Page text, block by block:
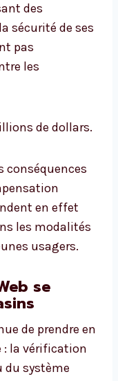
des
sécurité de ses
pas
les
de dollars.
conséquences
en effet
les modalités
usagers.
se
de prendre en
la vérification
du système